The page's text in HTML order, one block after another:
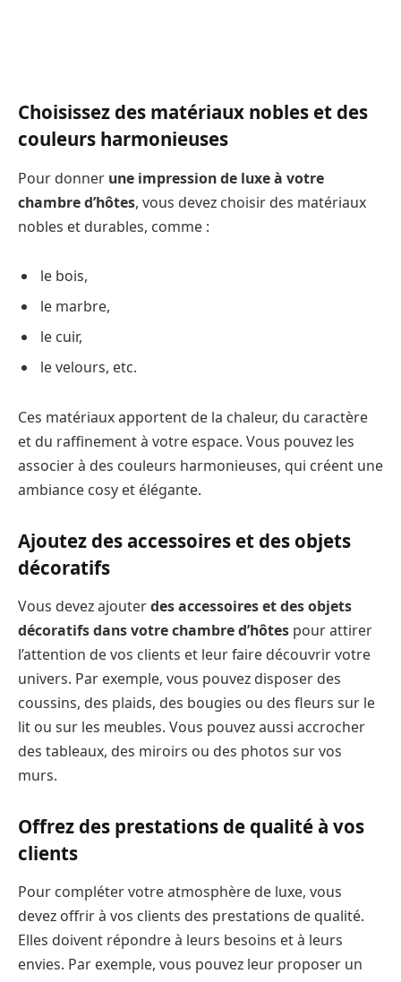
Choisissez des matériaux nobles et des
couleurs harmonieuses
Pour donner une impression de luxe à votre
chambre d’hôtes, vous devez choisir des matériaux
nobles et durables, comme :
le bois,
le marbre,
le cuir,
le velours, etc.
Ces matériaux apportent de la chaleur, du caractère
et du raffinement à votre espace. Vous pouvez les
associer à des couleurs harmonieuses, qui créent une
ambiance cosy et élégante.
Ajoutez des accessoires et des objets
décoratifs
Vous devez ajouterdes accessoires et des objets
décoratifs dans votre chambre d’hôtes pour attirer
l’attention de vos clients et leur faire découvrir votre
univers. Par exemple, vous pouvez disposer des
coussins, des plaids, des bougies ou des fleurs sur le
lit ou sur les meubles. Vous pouvez aussi accrocher
des tableaux, des miroirs ou des photos sur vos
murs.
Offrez des prestations de qualité à vos
clients
Pour compléter votre atmosphère de luxe, vous
devez offrir à vos clients des prestations de qualité.
Elles doivent répondre à leurs besoins et à leurs
envies. Par exemple, vous pouvez leur proposer un